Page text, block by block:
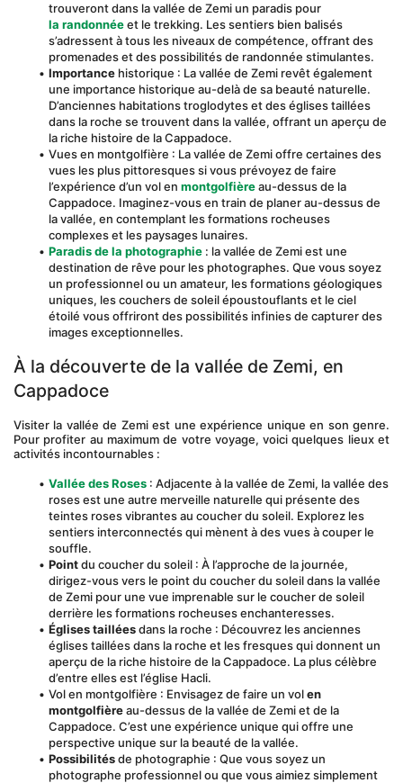
trouveront dans la vallée de Zemi un paradis pour
la randonnée et le trekking. Les sentiers bien balisés
s’adressent à tous les niveaux de compétence, offrant des
promenades et des possibilités de randonnée stimulantes.
Importance historique : La vallée de Zemi revêt également
une importance historique au-delà de sa beauté naturelle.
D’anciennes habitations troglodytes et des églises taillées
dans la roche se trouvent dans la vallée, offrant un aperçu de
la riche histoire de la Cappadoce.
Vues en montgolfière : La vallée de Zemi offre certaines des
vues les plus pittoresques si vous prévoyez de faire
l’expérience d’un vol en montgolfière au-dessus de la
Cappadoce. Imaginez-vous en train de planer au-dessus de
la vallée, en contemplant les formations rocheuses
complexes et les paysages lunaires.
Paradis de la photographie : la vallée de Zemi est une
destination de rêve pour les photographes. Que vous soyez
un professionnel ou un amateur, les formations géologiques
uniques, les couchers de soleil époustouflants et le ciel
étoilé vous offriront des possibilités infinies de capturer des
images exceptionnelles.
À la découverte de la vallée de Zemi, en
Cappadoce
Visiter la vallée de Zemi est une expérience unique en son genre.
Pour profiter au maximum de votre voyage, voici quelques lieux et
activités incontournables :
Vallée des Roses : Adjacente à la vallée de Zemi, la vallée des
roses est une autre merveille naturelle qui présente des
teintes roses vibrantes au coucher du soleil. Explorez les
sentiers interconnectés qui mènent à des vues à couper le
souffle.
Point du coucher du soleil : À l’approche de la journée,
dirigez-vous vers le point du coucher du soleil dans la vallée
de Zemi pour une vue imprenable sur le coucher de soleil
derrière les formations rocheuses enchanteresses.
Églises taillées dans la roche : Découvrez les anciennes
églises taillées dans la roche et les fresques qui donnent un
aperçu de la riche histoire de la Cappadoce. La plus célèbre
d’entre elles est l’église Hacli.
Vol en montgolfière : Envisagez de faire un vol en
montgolfière au-dessus de la vallée de Zemi et de la
Cappadoce. C’est une expérience unique qui offre une
perspective unique sur la beauté de la vallée.
Possibilités de photographie : Que vous soyez un
photographe professionnel ou que vous aimiez simplement